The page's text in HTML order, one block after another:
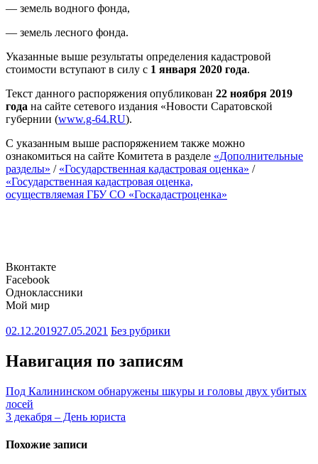
— земель водного фонда,
— земель лесного фонда.
Указанные выше результаты определения кадастровой
стоимости вступают в силу с 1 января 2020 года.
Текст данного распоряжения опубликован 22 ноября 2019
года на сайте сетевого издания «Новости Саратовской
губернии (www.g-64.RU).
С указанным выше распоряжением также можно
ознакомиться на сайте Комитета в разделе «Дополнительные
разделы» / «Государственная кадастровая оценка» /
«Государственная кадастровая оценка,
осуществляемая ГБУ СО «Госкадастроценка»
Вконтакте
Facebook
Одноклассники
Мой мир
02.12.201927.05.2021 Без рубрики
Навигация по записям
Под Калининском обнаружены шкуры и головы двух убитых
лосей
3 декабря – День юриста
Похожие записи